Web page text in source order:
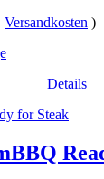
Versandkosten )
Details